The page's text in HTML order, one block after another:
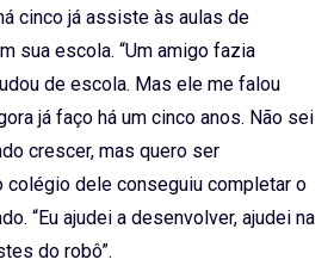
cinco já assiste às aulas de
sua escola. “Um amigo fazia
de escola. Mas ele me falou
já faço há um cinco anos. Não sei
crescer, mas quero ser
colégio dele conseguiu completar o
“Eu ajudei a desenvolver, ajudei na
do robô”.